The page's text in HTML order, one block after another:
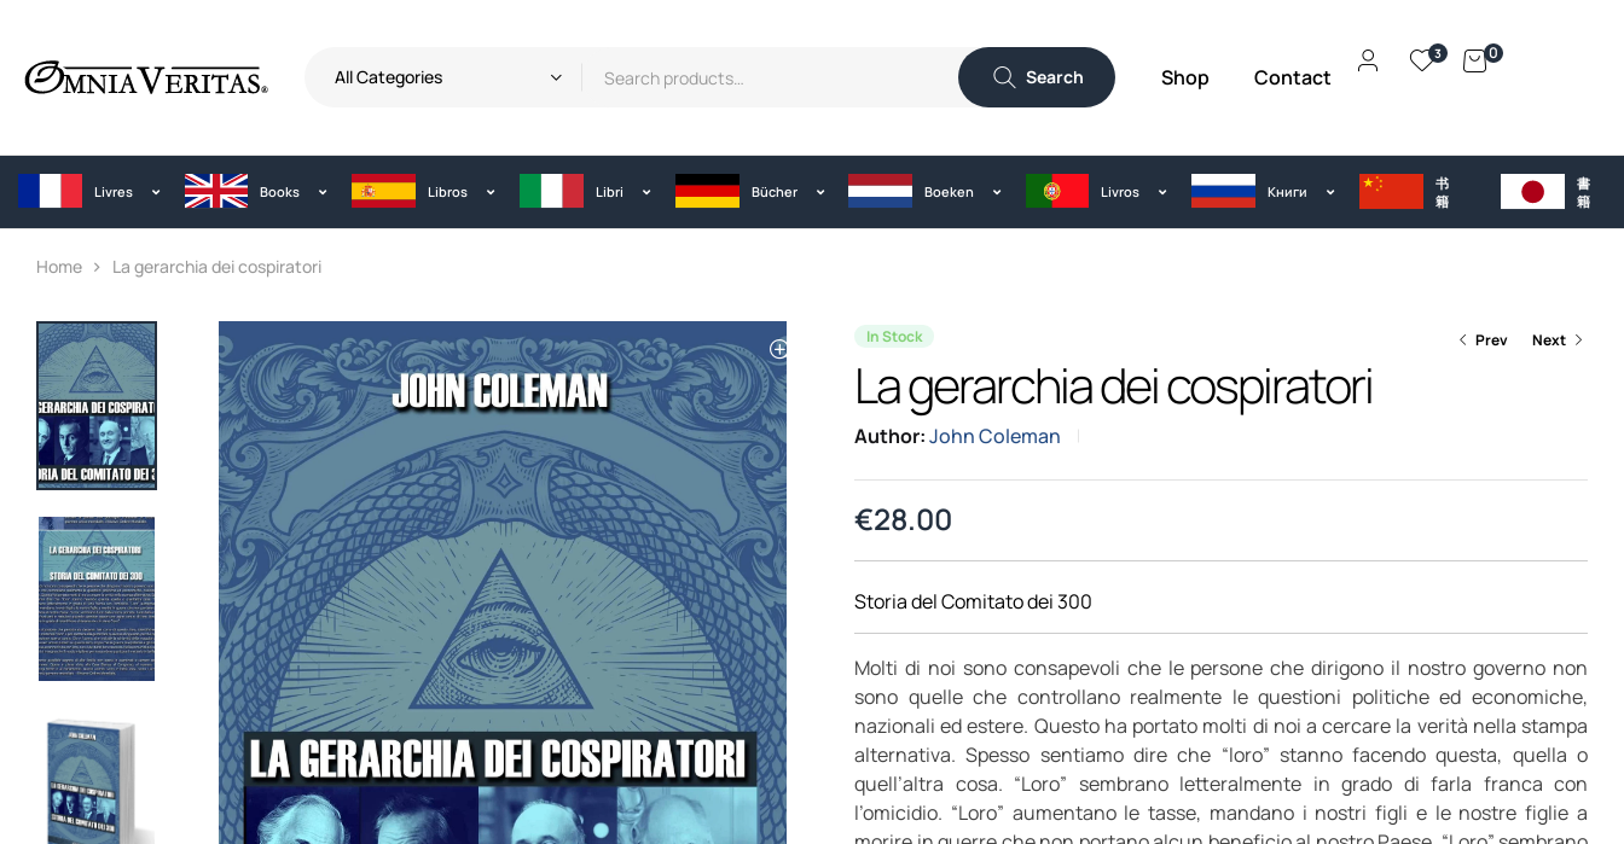
Search
All Categories Shop Contact
3 0
Livres Books Libros Libri Bücher Boeken Livros Kниги
书
籍
書
籍
Home La gerarchia dei cospiratori
Prev Next
In Stock
La gerarchia dei cospiratori
Author:John Coleman
€28.00
Storia del Comitato dei 300
Molti di noi sono consapevoli che le persone che dirigono il nostro governo non
sono quelle che controllano realmente le questioni politiche ed economiche,
nazionali ed estere. Questo ha portato molti di noi a cercare la verità nella stampa
alternativa. Spesso sentiamo dire che “loro” stanno facendo questa, quella o
quell’altra cosa. “Loro” sembrano letteralmente in grado di farla franca con
l’omicidio. “Loro” aumentano le tasse, mandano i nostri figli e le nostre figlie a